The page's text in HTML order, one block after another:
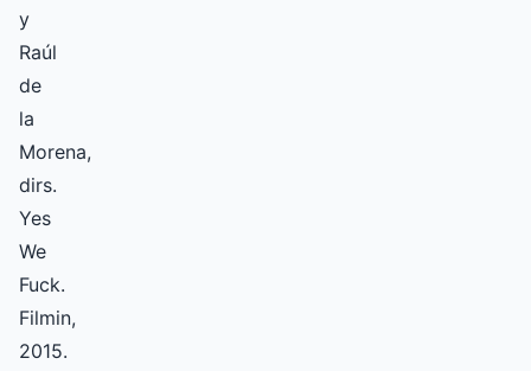
y
Raúl
de
la
Morena,
dirs.
Yes
We
Fuck.
Filmin,
2015.